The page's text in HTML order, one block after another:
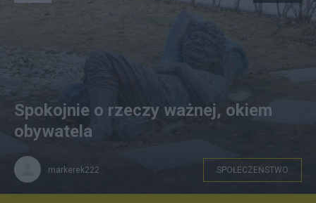
Spokojnie o rzeczy ważnej, okiem
obywatela
markerek222 SPOŁECZEŃSTWO